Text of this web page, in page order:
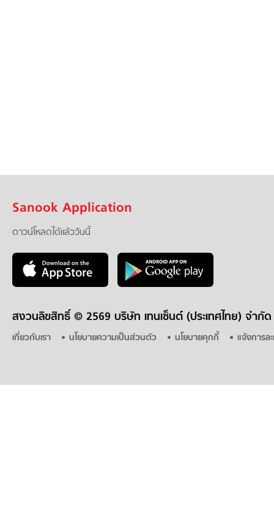
Sanook Application
ดาวน์โหลดได้แล้ววันนี้
สงวนลิขสิทธิ์ © 2569 บริษัท เทนเซ็นต์ (ประเทศไทย) จำกัด
เกี่ยวกับเรา นโยบายความเป็นส่วนตัว นโยบายคุกกี้ แจ้งการล